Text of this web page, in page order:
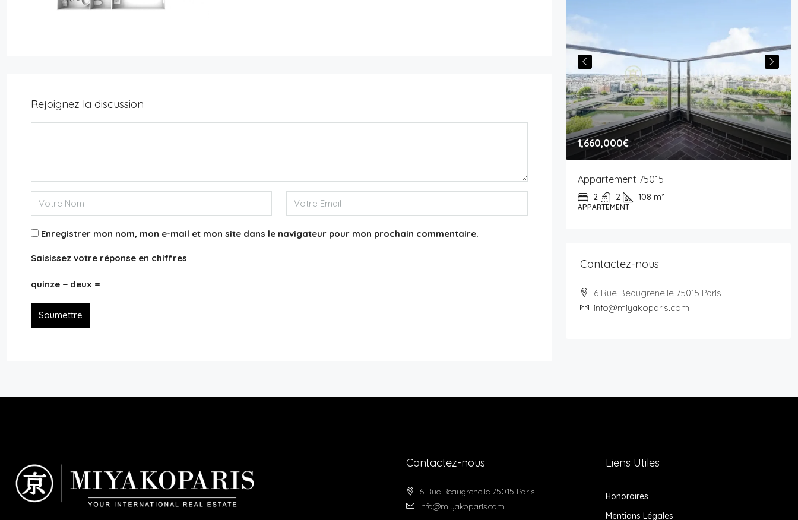
Rejoignez la discussion
Enregistrer mon nom, mon e-mail et mon site dans le navigateur pour mon prochain commentaire.
Saisissez votre réponse en chiffres
quinze − deux =
Soumettre
Appartement 75015 Appartement 75016
1,660,000€
Appartement 75015
2 2 108 m²
APPARTEMENT
Contactez-nous
6 Rue Beaugrenelle 75015 Paris
info@miyakoparis.com
Contactez-nous
6 Rue Beaugrenelle 75015 Paris
info@miyakoparis.com
Liens Utiles
Honoraires
Mentions Légales